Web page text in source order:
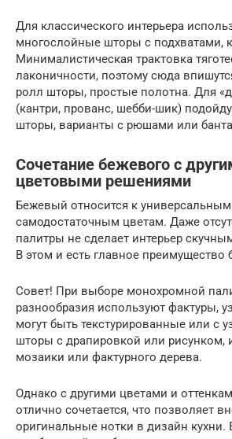
Для классического интерьера
многослойные шторы с подхватами,
Минималистическая трактовка
лаконичности, поэтому сюда
ролл шторы, простые полотна. Для
(кантри, прованс, шебби-шик)
шторы, варианты с рюшами или
Сочетание бежевого с
цветовыми решениями
Бежевый относится к
самодостаточным цветам. Даже
палитры не сделает интерьер
В этом и есть главное преимущество
Совет! При выборе монохромной
разнообразия используют фактуры,
могут быть текстурированные или с
шторы с драпировкой или рисунком,
мозаики или фактурного дерева.
Однако с другими цветами и
отлично сочетается, что позволяет
оригинальные нотки в дизайн кухни.